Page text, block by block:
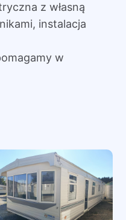
z własną
instalacja
w